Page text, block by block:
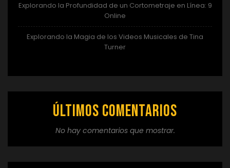
Explorando la Profundidad de un Cortometraje en Línea: 9
Online
Explorando la Magia de los Videos Musicales de Tina
Turner
Últimos comentarios
No hay comentarios que mostrar.